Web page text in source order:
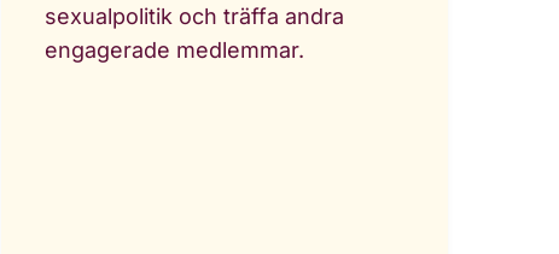
sexualpolitik och träffa andra
engagerade medlemmar.